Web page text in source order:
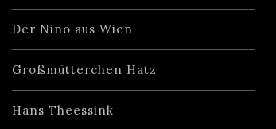
Der Nino aus Wien
Großmütterchen Hatz
Hans Theessink